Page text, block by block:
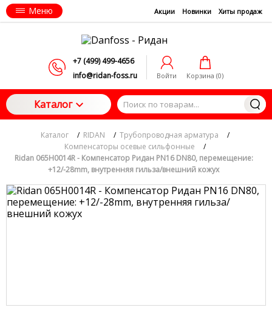
Меню Акции Новинки Хиты продаж
+7 (499) 499-4656
info@ridan-foss.ru
Войти Корзина (0)
Каталог
Каталог / RIDAN / Трубопроводная арматура
/
Компенсаторы осевые сильфонные
/
Ridan 065H0014R - Компенсатор Ридан PN16 DN80, перемещение:
+12/-28mm, внутренняя гильза/внешний кожух